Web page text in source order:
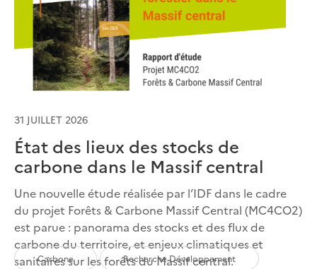
31 JUILLET 2026
État des lieux des stocks de
carbone dans le Massif central
Une nouvelle étude réalisée par l’IDF dans le cadre
du projet Forêts & Carbone Massif Central (MC4CO2)
est parue : panorama des stocks et des flux de
carbone du territoire, et enjeux climatiques et
sanitaires sur les forêts du Massif central.
Carbone Recherche Développement